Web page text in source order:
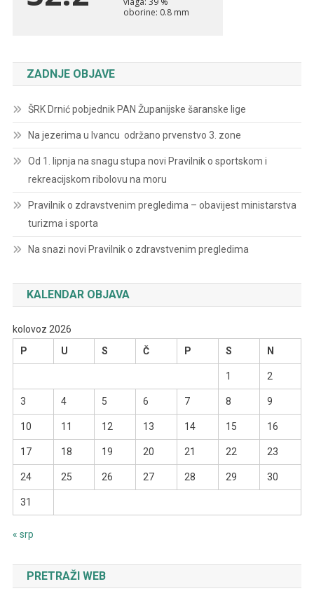
ZADNJE OBJAVE
ŠRK Drnić pobjednik PAN Županijske šaranske lige
Na jezerima u Ivancu održano prvenstvo 3. zone
Od 1. lipnja na snagu stupa novi Pravilnik o sportskom i
rekreacijskom ribolovu na moru
Pravilnik o zdravstvenim pregledima – obavijest ministarstva
turizma i sporta
Na snazi novi Pravilnik o zdravstvenim pregledima
KALENDAR OBJAVA
kolovoz 2026
P
U S Č P S N
1 2
3 4 5 6 7 8 9
10 11 12 13 14 15 16
17 18 19 20 21 22 23
24 25 26 27 28 29 30
31
« srp
PRETRAŽI WEB